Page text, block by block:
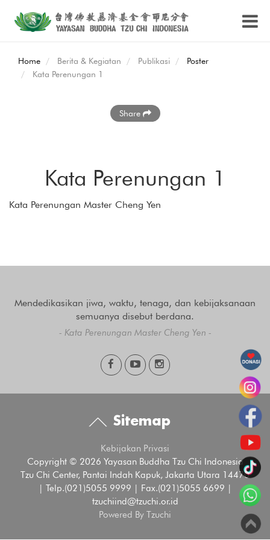
Home Berita & Kegiatan Publikasi
Poster
Kata Perenungan 1
Share
Kata Perenungan 1
Kata Perenungan Master Cheng Yen
Mendedikasikan jiwa, waktu, tenaga, dan kebijaksanaan
semuanya disebut berdana.
- Kata Perenungan Master Cheng Yen -
Sitemap
Kebijakan Privasi
Copyright © 2026 Yayasan Buddha Tzu Chi Indonesia
Tzu Chi Center, Pantai Indah Kapuk, Jakarta Utara 14470
| Telp.(021)5055 9999 | Fax.(021)5055 6699 |
tzuchiind@tzuchi.or.id
Powered By Tzuchi